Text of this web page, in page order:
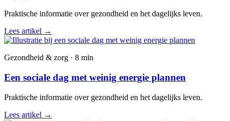
Praktische informatie over gezondheid en het dagelijks leven.
Lees artikel →
Gezondheid & zorg · 8 min
Een sociale dag met weinig energie plannen
Praktische informatie over gezondheid en het dagelijks leven.
Lees artikel →